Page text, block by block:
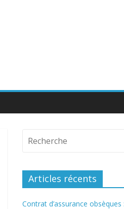
Articles récents
Contrat d’assurance